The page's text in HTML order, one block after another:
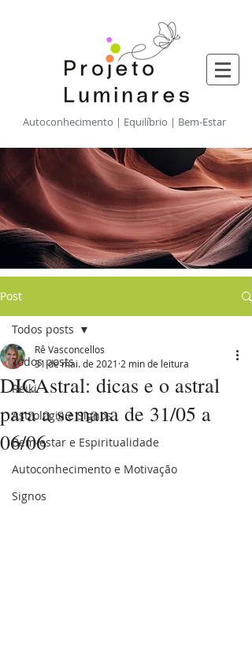
​Autoconhecimento | Equilíbrio | Bem-Estar
Post
Todos posts
Reiki
Astrologia e Signos
Bem-estar e Espiritualidade
Autoconhecimento e Motivação
Signos
Todos posts
DICAstral: dicas e o astral
para a semana de 31/05 a
06/06
Rê Vasconcellos
31 de mai. de 2021 2 min de leitura